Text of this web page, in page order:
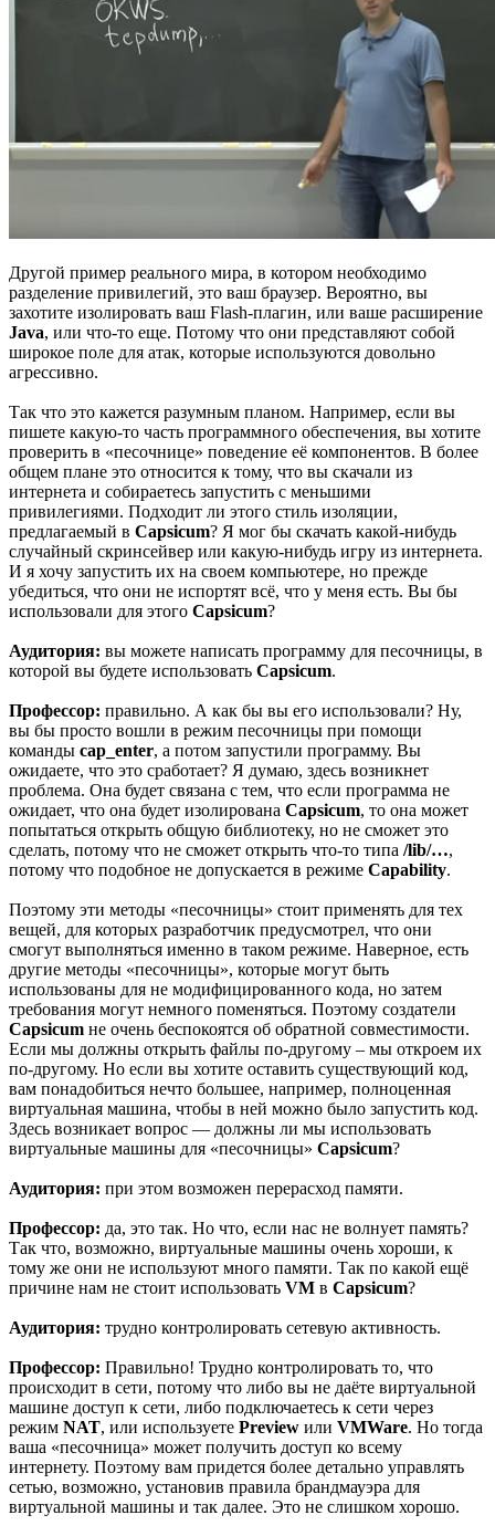
Другой пример реального мира, в котором необходимо
разделение привилегий, это ваш браузер. Вероятно, вы
захотите изолировать ваш Flash-плагин, или ваше расширение
Java, или что-то еще. Потому что они представляют собой
широкое поле для атак, которые используются довольно
агрессивно.
Так что это кажется разумным планом. Например, если вы
пишете какую-то часть программного обеспечения, вы хотите
проверить в «песочнице» поведение её компонентов. В более
общем плане это относится к тому, что вы скачали из
интернета и собираетесь запустить с меньшими
привилегиями. Подходит ли этого стиль изоляции,
предлагаемый в Capsicum? Я мог бы скачать какой-нибудь
случайный скринсейвер или какую-нибудь игру из интернета.
И я хочу запустить их на своем компьютере, но прежде
убедиться, что они не испортят всё, что у меня есть. Вы бы
использовали для этого Capsicum?
Аудитория: вы можете написать программу для песочницы, в
которой вы будете использовать Capsicum.
Профессор: правильно. А как бы вы его использовали? Ну,
вы бы просто вошли в режим песочницы при помощи
команды cap_enter, а потом запустили программу. Вы
ожидаете, что это сработает? Я думаю, здесь возникнет
проблема. Она будет связана с тем, что если программа не
ожидает, что она будет изолирована Capsicum, то она может
попытаться открыть общую библиотеку, но не сможет это
сделать, потому что не сможет открыть что-то типа /lib/…,
потому что подобное не допускается в режиме Capability.
Поэтому эти методы «песочницы» стоит применять для тех
вещей, для которых разработчик предусмотрел, что они
смогут выполняться именно в таком режиме. Наверное, есть
другие методы «песочницы», которые могут быть
использованы для не модифицированного кода, но затем
требования могут немного поменяться. Поэтому создатели
Capsicum не очень беспокоятся об обратной совместимости.
Если мы должны открыть файлы по-другому – мы откроем их
по-другому. Но если вы хотите оставить существующий код,
вам понадобиться нечто большее, например, полноценная
виртуальная машина, чтобы в ней можно было запустить код.
Здесь возникает вопрос — должны ли мы использовать
виртуальные машины для «песочницы» Capsicum?
Аудитория: при этом возможен перерасход памяти.
Профессор: да, это так. Но что, если нас не волнует память?
Так что, возможно, виртуальные машины очень хороши, к
тому же они не используют много памяти. Так по какой ещё
причине нам не стоит использовать VM в Capsicum?
Аудитория: трудно контролировать сетевую активность.
Профессор: Правильно! Трудно контролировать то, что
происходит в сети, потому что либо вы не даёте виртуальной
машине доступ к сети, либо подключаетесь к сети через
режим NAT, или используете Preview или VMWare. Но тогда
ваша «песочница» может получить доступ ко всему
интернету. Поэтому вам придется более детально управлять
сетью, возможно, установив правила брандмауэра для
виртуальной машины и так далее. Это не слишком хорошо.